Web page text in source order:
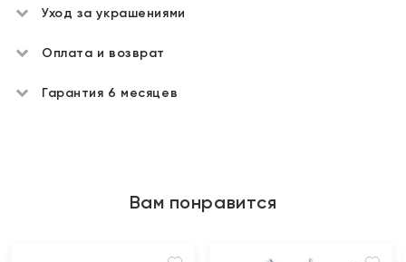
Уход за украшениями
Оплата и возврат
Гарантия 6 месяцев
Вам понравится